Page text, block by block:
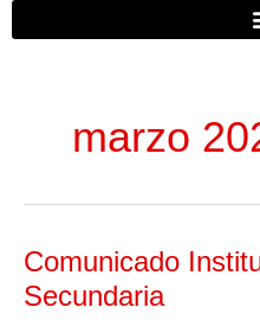
o
k
marzo
Comunicado
Secundaria
Comunicado
Institucional
–